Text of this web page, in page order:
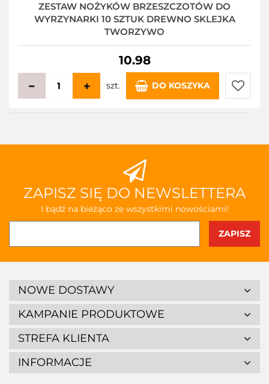
ZESTAW NOŻYKÓW BRZESZCZOTÓW DO
WYRZYNARKI 10 SZTUK DREWNO SKLEJKA
TWORZYWO
10.98
szt. DO KOSZYKA
Do
ZAPISZ SIĘ DO NEWSLETTERA
I bądź na bieżąco ze wszystkimi nowościami!
NOWE DOSTAWY
KAMPANIE PRODUKTOWE
STREFA KLIENTA
INFORMACJE